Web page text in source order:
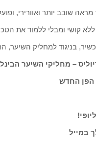
שובב יותר ואוורירי,
קושי ומבלי ללמוד את
בניגוד למחליק
– מחליקי השיער
במייל